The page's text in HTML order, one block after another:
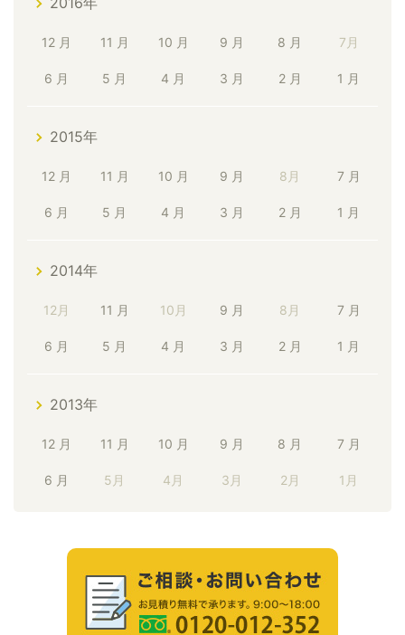
12 月 11 月 10 月 9 月 8 月 7月
6 月 5 月 4 月 3 月 2 月 1 月
2015年
12 月 11 月 10 月 9 月 8月 7 月
6 月 5 月 4 月 3 月 2 月 1 月
2014年
12月 11 月 10月 9 月 8月 7 月
6 月 5 月 4 月 3 月 2 月 1 月
2013年
12 月 11 月 10 月 9 月 8 月 7 月
6 月 5月 4月 3月 2月 1月